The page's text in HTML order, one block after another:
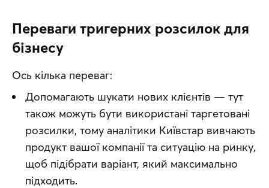
Переваги тригерних розсилок для
бізнесу
Ось кілька переваг:
Допомагають шукати нових клієнтів — тут
також можуть бути використані таргетовані
розсилки, тому аналітики Київстар вивчають
продукт вашої компанії та ситуацію на ринку,
щоб підібрати варіант, який максимально
підходить.